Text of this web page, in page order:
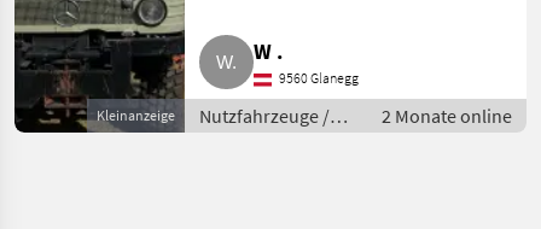
Kleinanzeige
dadurch hat er nur 44.694 km.
Er stand stets in einer beheizten
Flugzeughalle. Der Un
W .
9560 Glanegg
Nutzfahrzeuge /
Lastwagen (LKW)
2 Monate online